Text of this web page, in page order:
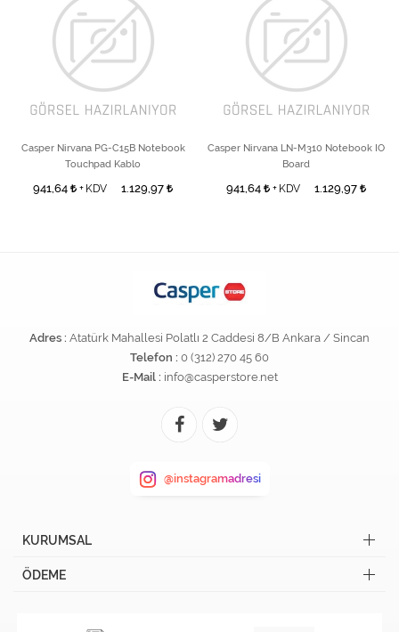
Casper Nirvana PG-C15B Notebook
Touchpad Kablo
941,64 + KDV 1.129,97
Casper Nirvana LN-M310 Notebook IO
Board
941,64 + KDV 1.129,97
Adres : Atatürk Mahallesi Polatlı 2 Caddesi 8/B Ankara / Sincan
Telefon : 0 (312) 270 45 60
E-Mail : info@casperstore.net
@instagramadresi
KURUMSAL
ÖDEME